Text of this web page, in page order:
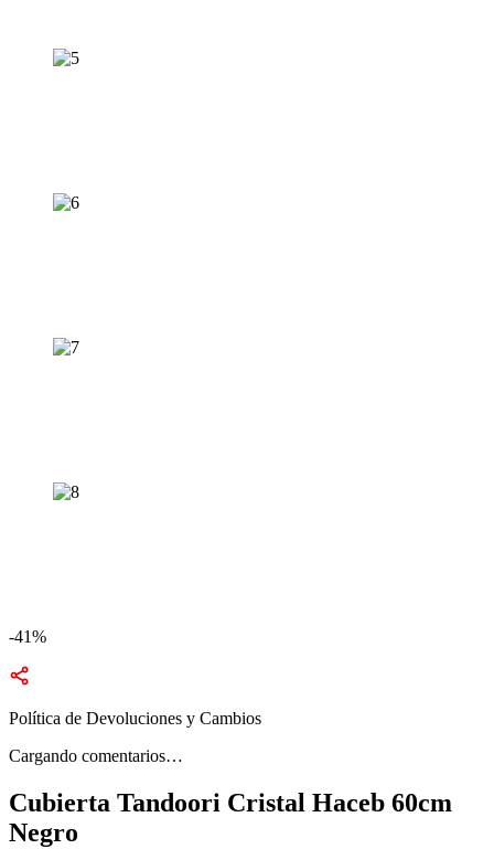
-41%
Política de Devoluciones y Cambios
Cargando comentarios…
Cubierta Tandoori Cristal Haceb 60cm
Negro